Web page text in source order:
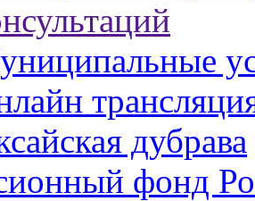
дубрава
фонд